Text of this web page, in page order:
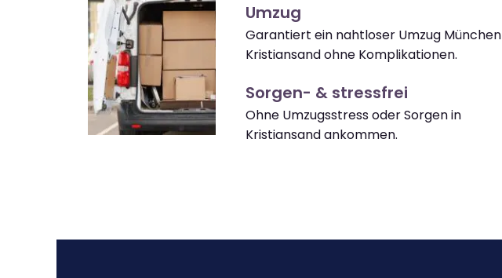
Umzug
Garantiert ein nahtloser Umzug München
Kristiansand ohne Komplikationen.
Sorgen- & stressfrei
Ohne Umzugsstress oder Sorgen in
Kristiansand ankommen.